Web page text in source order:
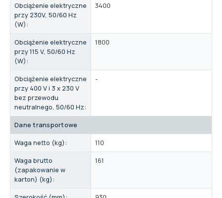
Obciążenie elektryczne
przy 230V, 50/60 Hz
(W):
3400
Obciążenie elektryczne
przy 115 V, 50/60 Hz
(W):
1800
Obciążenie elektryczne
przy 400 V i 3 x 230 V
bez przewodu
neutralnego, 50/60 Hz:
-
Dane transportowe
Waga netto (kg):
110
Waga brutto
(zapakowanie w
karton) (kg):
161